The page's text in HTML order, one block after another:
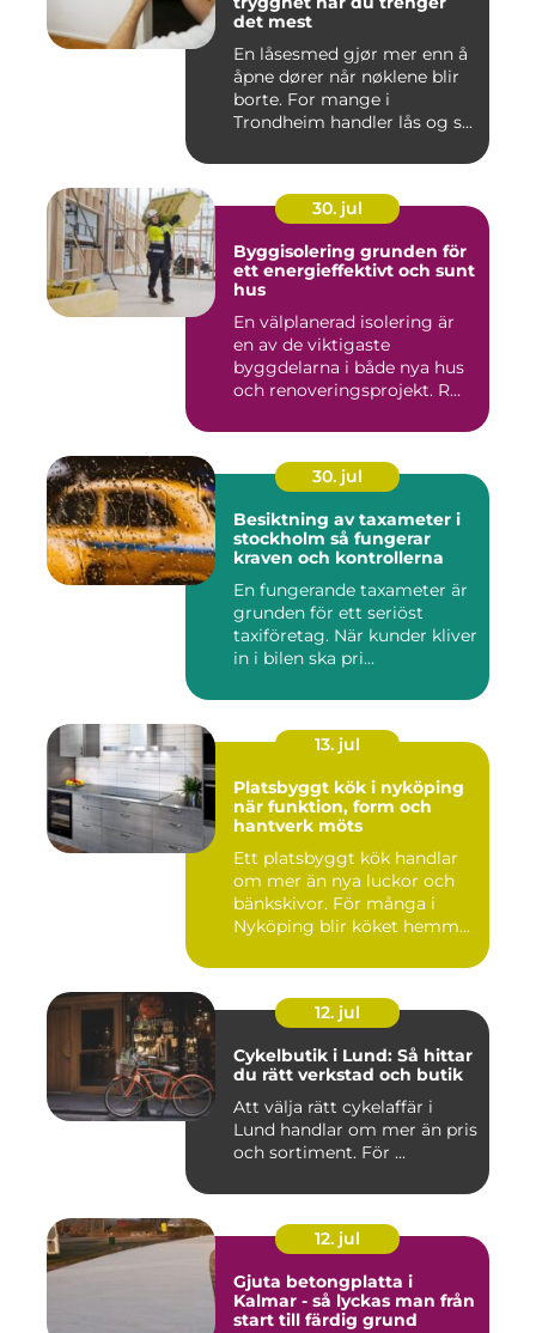
det mest
En låsesmed gjør mer enn å
åpne dører når nøklene blir
borte. For mange i
Trondheim handler lås og s...
30. jul
Byggisolering grunden för
ett energieffektivt och sunt
hus
En välplanerad isolering är
en av de viktigaste
byggdelarna i både nya hus
och renoveringsprojekt. R...
30. jul
Besiktning av taxameter i
stockholm så fungerar
kraven och kontrollerna
En fungerande taxameter är
grunden för ett seriöst
taxiföretag. När kunder kliver
in i bilen ska pri...
13. jul
Platsbyggt kök i nyköping
när funktion, form och
hantverk möts
Ett platsbyggt kök handlar
om mer än nya luckor och
bänkskivor. För många i
Nyköping blir köket hemm...
12. jul
Cykelbutik i Lund: Så hittar
du rätt verkstad och butik
Att välja rätt cykelaffär i
Lund handlar om mer än pris
och sortiment. För ...
12. jul
Gjuta betongplatta i
Kalmar - så lyckas man från
start till färdig grund